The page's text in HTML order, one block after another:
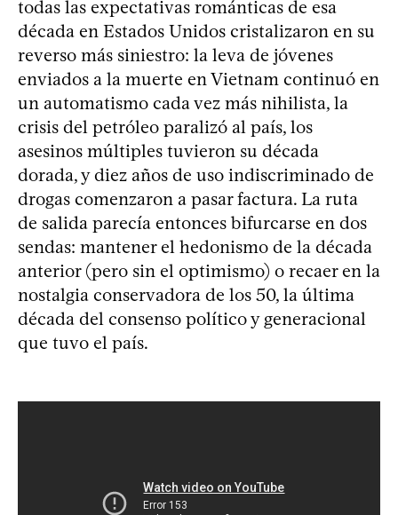
todas las expectativas románticas de esa
década en Estados Unidos cristalizaron en su
reverso más siniestro: la leva de jóvenes
enviados a la muerte en Vietnam continuó en
un automatismo cada vez más nihilista, la
crisis del petróleo paralizó al país, los
asesinos múltiples tuvieron su década
dorada, y diez años de uso indiscriminado de
drogas comenzaron a pasar factura. La ruta
de salida parecía entonces bifurcarse en dos
sendas: mantener el hedonismo de la década
anterior (pero sin el optimismo) o recaer en la
nostalgia conservadora de los 50, la última
década del consenso político y generacional
que tuvo el país.